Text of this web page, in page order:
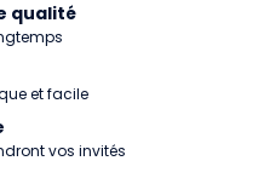
qualité
et facile
vos invités